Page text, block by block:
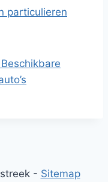
particulieren
Beschikbare
- Sitemap